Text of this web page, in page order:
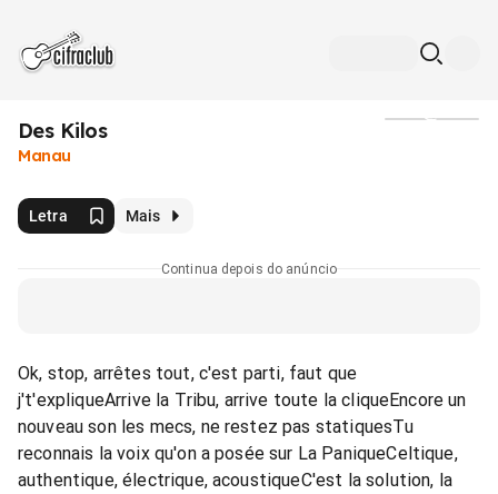
Des Kilos
Manau
Letra Mais
Continua depois do anúncio
Ok, stop, arrêtes tout, c'est parti, faut que
j't'expliqueArrive la Tribu, arrive toute la cliqueEncore un
nouveau son les mecs, ne restez pas statiquesTu
reconnais la voix qu'on a posée sur La PaniqueCeltique,
authentique, électrique, acoustiqueC'est la solution, la